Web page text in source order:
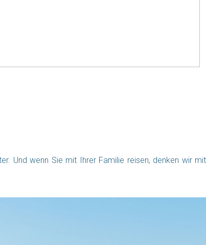
Und wenn Sie mit Ihrer Familie reisen, denken wir mit